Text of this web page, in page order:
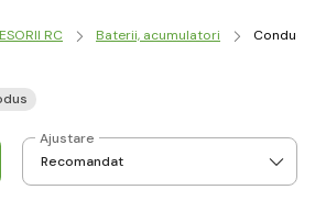
RC Baterii, acumulatori Conduce
Ajustare